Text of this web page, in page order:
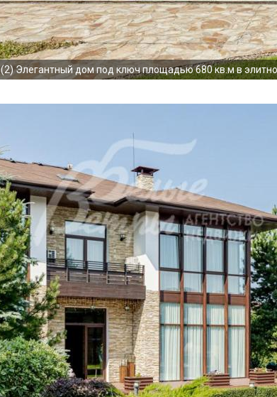
(2)Элегантный дом под ключ площадью 680 кв.м в